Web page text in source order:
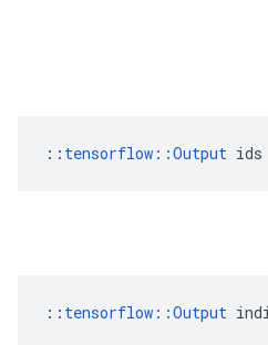
:: tensorflow::Output ids
:: tensorflow::Output